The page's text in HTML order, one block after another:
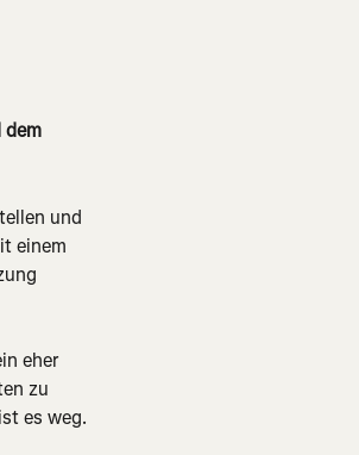
dem
und
einem
eher
zu
es weg.